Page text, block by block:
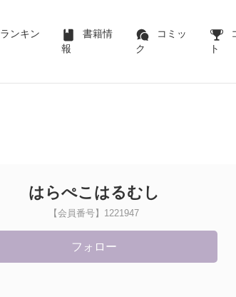
ランキン
書籍情
報
コミッ
ク
ト
はらぺこはるむし
【会員番号】1221947
フォロー